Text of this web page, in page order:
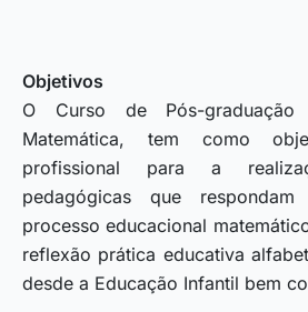
Objetivos
O Curso de Pós-graduação
Matemática, tem como
profissional para a
pedagógicas que
processo educacional
reflexão prática educativa
desde a Educação Infantil bem